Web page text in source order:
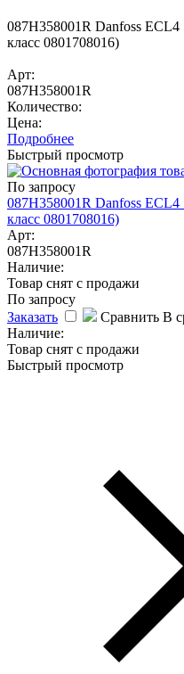
087H358001R Danfoss ECL4
класс 0801708016)
Арт:
087H358001R
Количество:
Цена:
Подробнее
Быстрый просмотр
По запросу
087H358001R Danfoss ECL4
класс 0801708016)
Арт:
087H358001R
Наличие:
Товар снят с продажи
По запросу
Заказать
Сравнить В
Наличие:
Товар снят с продажи
Быстрый просмотр